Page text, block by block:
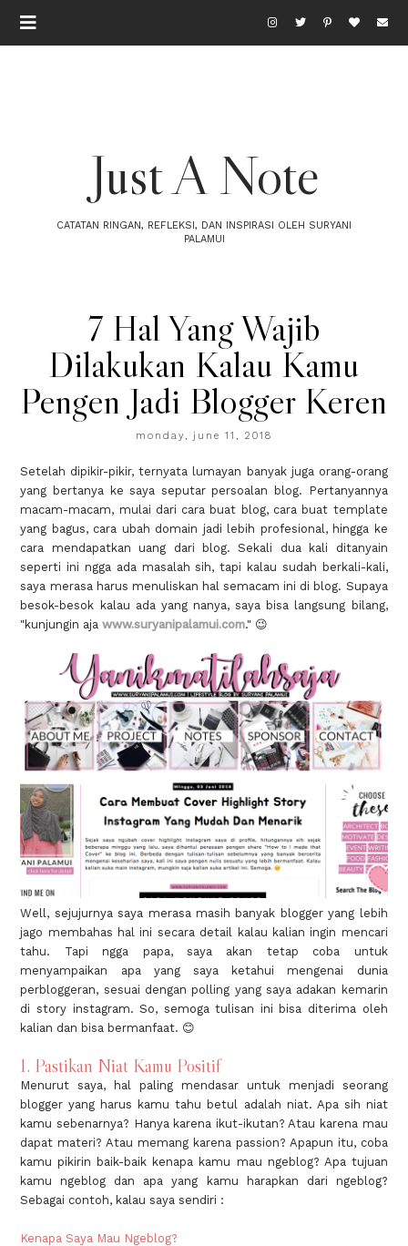
Just A Note
CATATAN RINGAN, REFLEKSI, DAN INSPIRASI OLEH SURYANI
PALAMUI
7 Hal Yang Wajib
Dilakukan Kalau Kamu
Pengen Jadi Blogger Keren
monday, june 11, 2018
Setelah dipikir-pikir, ternyata lumayan banyak juga orang-orang
yang bertanya ke saya seputar persoalan blog. Pertanyannya
macam-macam, mulai dari cara buat blog, cara buat template
yang bagus, cara ubah domain jadi lebih profesional, hingga ke
cara mendapatkan uang dari blog. Sekali dua kali ditanyain
seperti ini ngga ada masalah sih, tapi kalau sudah berkali-kali,
saya merasa harus menuliskan hal semacam ini di blog. Supaya
besok-besok kalau ada yang nanya, saya bisa langsung bilang,
"kunjungin ajawww.suryanipalamui.com." 😉
Well, sejujurnya saya merasa masih banyak blogger yang lebih
jago membahas hal ini secara detail kalau kalian ingin mencari
tahu. Tapi ngga papa, saya akan tetap coba untuk
menyampaikan apa yang saya ketahui mengenai dunia
perbloggeran, sesuai dengan polling yang saya adakan kemarin
di story instagram. So, semoga tulisan ini bisa diterima oleh
kalian dan bisa bermanfaat. 😊
1. Pastikan Niat Kamu Positif
Menurut saya, hal paling mendasar untuk menjadi seorang
blogger yang harus kamu tahu betul adalah niat. Apa sih niat
kamu sebenarnya? Hanya karena ikut-ikutan? Atau karena mau
dapat materi? Atau memang karena passion? Apapun itu, coba
kamu pikirin baik-baik kenapa kamu mau ngeblog? Apa tujuan
kamu ngeblog dan apa yang kamu harapkan dari ngeblog?
Sebagai contoh, kalau saya sendiri :
Kenapa Saya Mau Ngeblog?